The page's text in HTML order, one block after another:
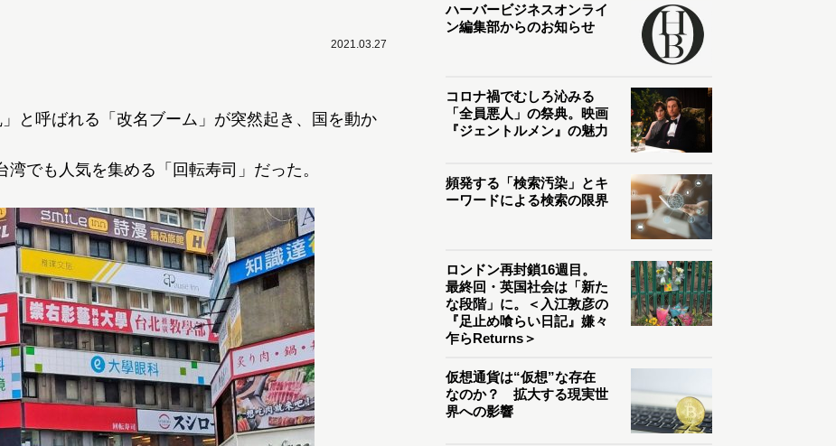
2021.03.27
と呼ばれる「改名ブーム」が突然起き、国を動か
でも人気を集める「回転寿司」だった。
ハーバービジネスオンライ
ン編集部からのお知らせ
コロナ禍でむしろ沁みる
「全員悪人」の祭典。映画
『ジェントルメン』の魅力
頻発する「検索汚染」とキ
ーワードによる検索の限界
ロンドン再封鎖16週目。
最終回・英国社会は「新た
な段階」に。＜入江敦彦の
『足止め喰らい日記』嫌々
乍らReturns＞
仮想通貨は“仮想”な存在
なのか？ 拡大する現実世
界への影響